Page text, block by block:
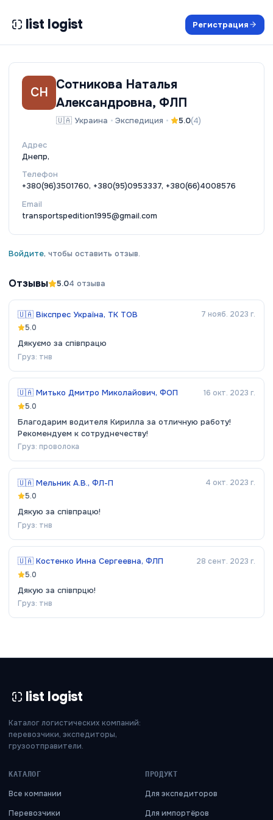
list logist Регистрация
СН
Сотникова Наталья
Александровна, ФЛП
🇺🇦 Украина • Экспедиция • 5.0(4)
Адрес
Днепр,
Телефон
+380(96)3501760, +380(95)0953337, +380(66)4008576
Email
transportspedition1995@gmail.com
Войдите, чтобы оставить отзыв.
Отзывы 5.04 отзыва
🇺🇦 Вікспрес Україна, ТК ТОВ
7 нояб. 2023 г.
5.0
Дякуємо за співпрацю
Груз: тнв
🇺🇦 Митько Дмитро Миколайович, ФОП
16 окт. 2023 г.
5.0
Благодарим водителя Кирилла за отличную работу!
Рекомендуем к сотруднечеству!
Груз: проволока
🇺🇦 Мельник А.В., ФЛ-П
4 окт. 2023 г.
5.0
Дякую за співпрацю!
Груз: тнв
🇺🇦 Костенко Инна Сергеевна, ФЛП
28 сент. 2023 г.
5.0
Дякую за співпрцю!
Груз: тнв
list logist
Каталог логистических компаний:
перевозчики, экспедиторы,
грузоотправители.
КАТАЛОГ
Все компании
Перевозчики
ПРОДУКТ
Для экспедиторов
Для импортёров